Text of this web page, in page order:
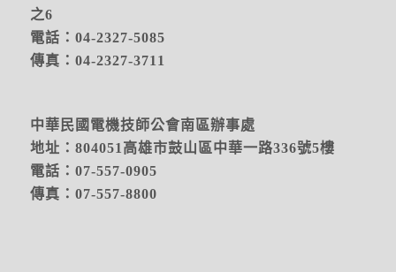
之6
電話：04-2327-5085
傳真：04-2327-3711
中華民國電機技師公會南區辦事處
地址：804051高雄市鼓山區中華一路336號5樓
電話：07-557-0905
傳真：07-557-8800